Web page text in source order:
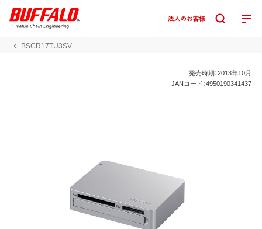
BSCR17TU3SV
発売時期：2013年10月
JANコード：4950190341437